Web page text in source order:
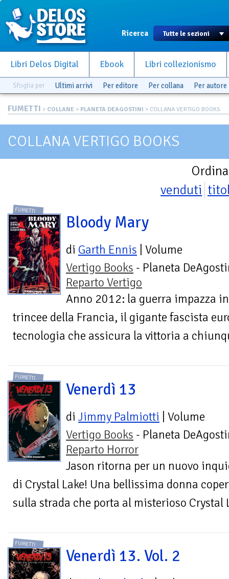
Ricerca
Libri Delos Digital Ebook Libri collezionismo
Sfoglia per Ultimi arrivi Per editore Per collana Per autore
FUMETTI > COLLANE > PLANETA DEAGOSTINI > COLLANA VERTIGO BOOKS
COLLANA VERTIGO BOOKS
venduti
FUMETTI
Bloody Mary
di Garth Ennis | Volume
Vertigo Books - Planeta
Reparto Vertigo
Anno 2012: la guerra impazza
trincee della Francia, il gigante fascista
tecnologia che assicura la vittoria a
FUMETTI
Venerdì 13
di Jimmy Palmiotti | Volume
Vertigo Books - Planeta
Reparto Horror
Jason ritorna per un nuovo
di Crystal Lake! Una bellissima donna
sulla strada che porta al misterioso Crystal
FUMETTI
Venerdì 13. Vol. 2